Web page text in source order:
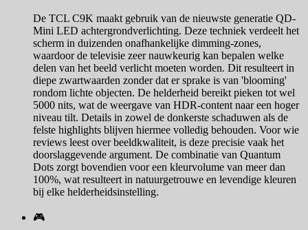
De TCL C9K maakt gebruik van de nieuwste generatie QD-
Mini LED achtergrondverlichting. Deze techniek verdeelt het
scherm in duizenden onafhankelijke dimming-zones,
waardoor de televisie zeer nauwkeurig kan bepalen welke
delen van het beeld verlicht moeten worden. Dit resulteert in
diepe zwartwaarden zonder dat er sprake is van 'blooming'
rondom lichte objecten. De helderheid bereikt pieken tot wel
5000 nits, wat de weergave van HDR-content naar een hoger
niveau tilt. Details in zowel de donkerste schaduwen als de
felste highlights blijven hiermee volledig behouden. Voor wie
reviews leest over beeldkwaliteit, is deze precisie vaak het
doorslaggevende argument. De combinatie van Quantum
Dots zorgt bovendien voor een kleurvolume van meer dan
100%, wat resulteert in natuurgetrouwe en levendige kleuren
bij elke helderheidsinstelling.
🎮